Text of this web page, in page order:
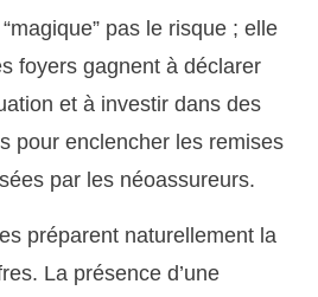
pas le risque ; elle
foyers gagnent à déclarer
et à investir dans des
pour enclencher les remises
par les néoassureurs.
préparent naturellement la
La présence d’une